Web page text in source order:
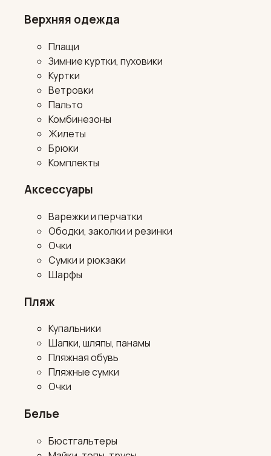
Верхняя одежда
Плащи
Зимние куртки, пуховики
Куртки
Ветровки
Пальто
Комбинезоны
Жилеты
Брюки
Комплекты
Аксессуары
Варежки и перчатки
Ободки, заколки и резинки
Очки
Сумки и рюкзаки
Шарфы
Пляж
Купальники
Шапки, шляпы, панамы
Пляжная обувь
Пляжные сумки
Очки
Белье
Бюстгальтеры